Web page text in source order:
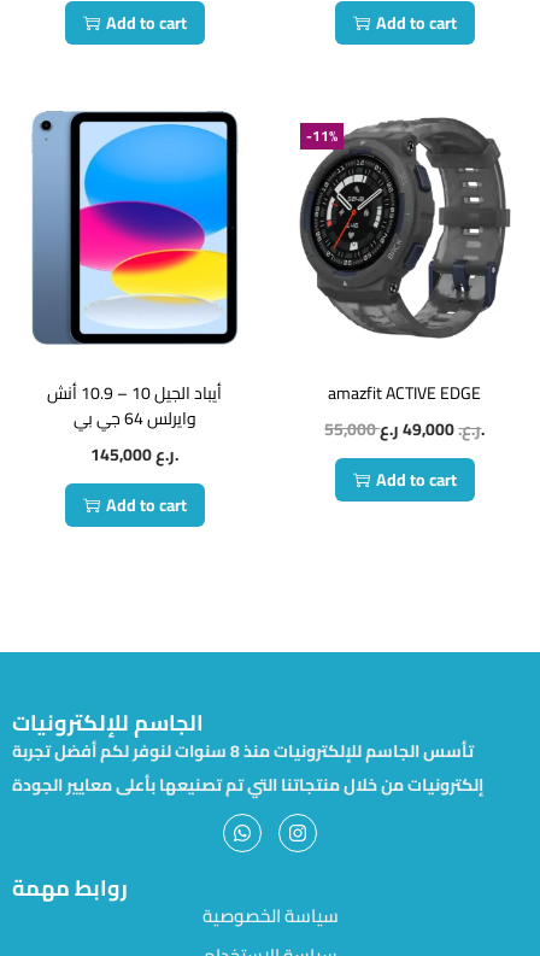
Add to cart
Add to cart
أيباد الجيل 10 – 10.9 أنش
وايرلس 64 جي بي
145,000
ر.ع.
Add to cart
-11%
amazfit ACTIVE EDGE
55,000
ر.ع.49,000
ر.ع.
Add to cart
الجاسم للإلكترونيات
تأسس الجاسم للإلكترونيات منذ 8 سنوات لنوفر لكم أفضل تجربة
إلكترونيات من خلال منتجاتنا التي تم تصنيعها بأعلى معايير الجودة
روابط مهمة
سياسة الخصوصية